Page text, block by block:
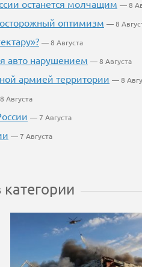
останется молчащим — 8
оптимизм — 8
— 8 Августа
авто нарушением — 8 Августа
армией территории — 8
Августа
— 7 Августа
— 7 Августа